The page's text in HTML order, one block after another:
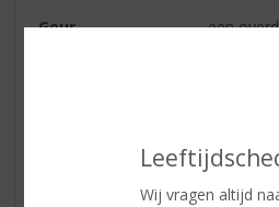
Wij vragen altijd
Geur
een
medium
heerlijk